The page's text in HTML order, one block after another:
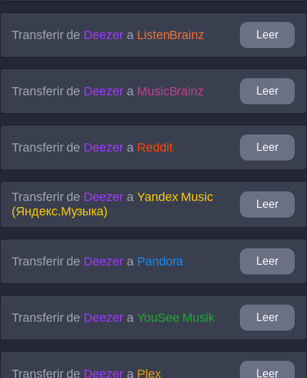
Transferir de Deezera ListenBrainz Leer
Transferir de Deezera MusicBrainz Leer
Transferir de Deezera Reddit Leer
Transferir de Deezera Yandex Music
(Яндекс.Музыка)
Leer
Transferir de Deezera Pandora Leer
Transferir de Deezera YouSee Musik Leer
Transferir de Deezera Plex Leer